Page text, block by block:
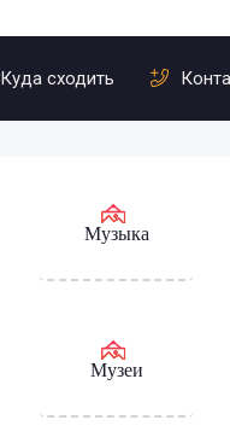
Куда сходить
Музыка
Музеи